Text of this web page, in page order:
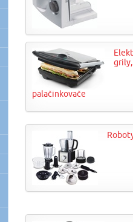
grily,
palačinkovače